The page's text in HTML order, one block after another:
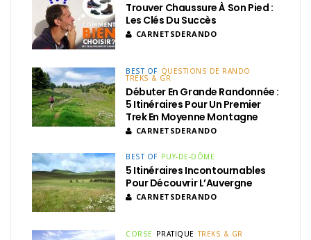
Trouver Chaussure À Son Pied :
Les Clés Du Succès
CARNETSDERANDO
BEST OF QUESTIONS DE RANDO
TREKS & GR
Débuter En Grande Randonnée :
5 Itinéraires Pour Un Premier
Trek En Moyenne Montagne
CARNETSDERANDO
BEST OF PUY-DE-DÔME
5 Itinéraires Incontournables
Pour Découvrir L’Auvergne
CARNETSDERANDO
CORSE PRATIQUE TREKS & GR